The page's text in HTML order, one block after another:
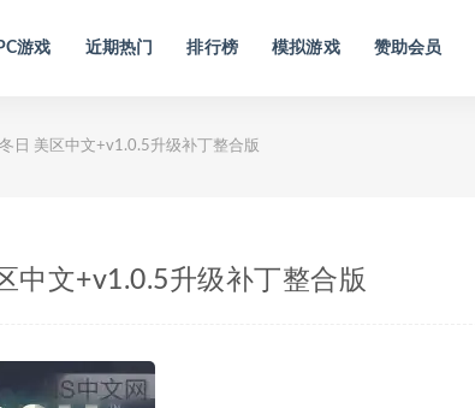
PC游戏 近期热门 排行榜 模拟游戏 赞助会员
日 美区中文+v1.0.5升级补丁整合版
中文+v1.0.5升级补丁整合版